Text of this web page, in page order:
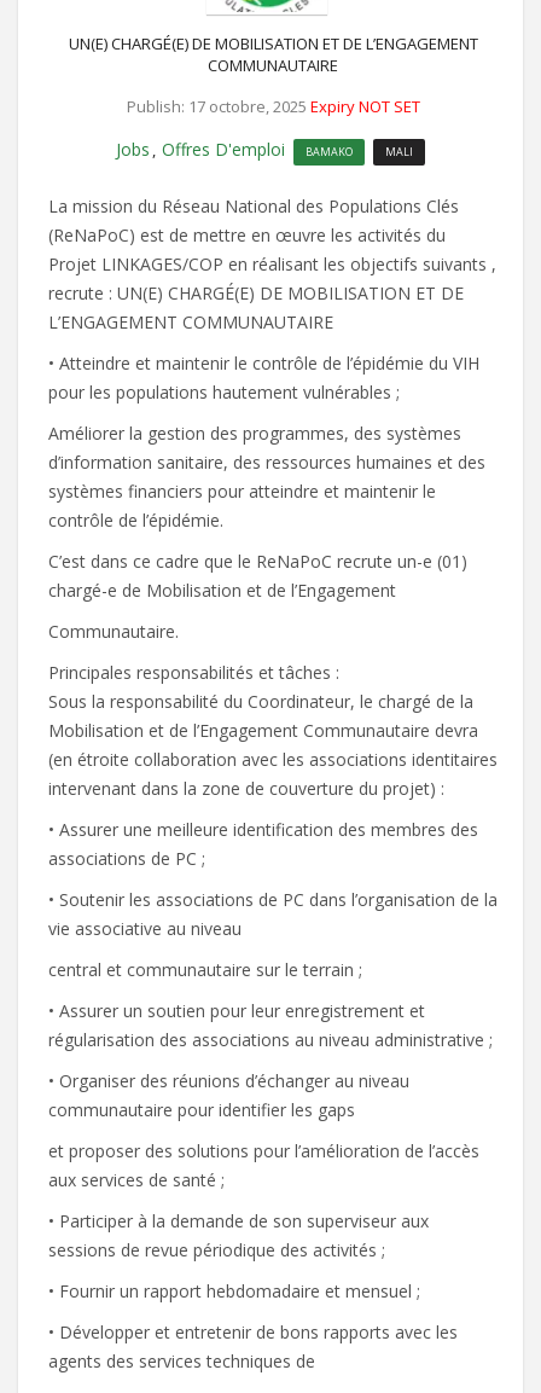
UN(E) CHARGÉ(E) DE MOBILISATION ET DE L’ENGAGEMENT
COMMUNAUTAIRE
Publish: 17 octobre, 2025 Expiry NOT SET
Jobs Offres D'emploi BAMAKO MALI
La mission du Réseau National des Populations Clés
(ReNaPoC) est de mettre en œuvre les activités du
Projet LINKAGES/COP en réalisant les objectifs suivants ,
recrute : UN(E) CHARGÉ(E) DE MOBILISATION ET DE
L’ENGAGEMENT COMMUNAUTAIRE
• Atteindre et maintenir le contrôle de l’épidémie du VIH
pour les populations hautement vulnérables ;
Améliorer la gestion des programmes, des systèmes
d’information sanitaire, des ressources humaines et des
systèmes financiers pour atteindre et maintenir le
contrôle de l’épidémie.
C’est dans ce cadre que le ReNaPoC recrute un-e (01)
chargé-e de Mobilisation et de l’Engagement
Communautaire.
Principales responsabilités et tâches :
Sous la responsabilité du Coordinateur, le chargé de la
Mobilisation et de l’Engagement Communautaire devra
(en étroite collaboration avec les associations identitaires
intervenant dans la zone de couverture du projet) :
• Assurer une meilleure identification des membres des
associations de PC ;
• Soutenir les associations de PC dans l’organisation de la
vie associative au niveau
central et communautaire sur le terrain ;
• Assurer un soutien pour leur enregistrement et
régularisation des associations au niveau administrative ;
• Organiser des réunions d’échanger au niveau
communautaire pour identifier les gaps
et proposer des solutions pour l’amélioration de l’accès
aux services de santé ;
• Participer à la demande de son superviseur aux
sessions de revue périodique des activités ;
• Fournir un rapport hebdomadaire et mensuel ;
• Développer et entretenir de bons rapports avec les
agents des services techniques de